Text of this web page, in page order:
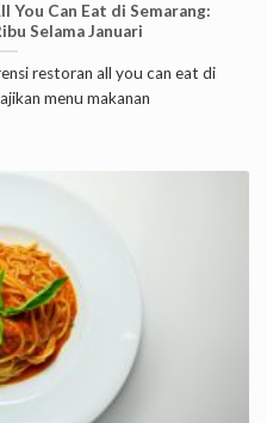
You Can Eat di Semarang:
Selama Januari
restoran all you can eat di
menu makanan